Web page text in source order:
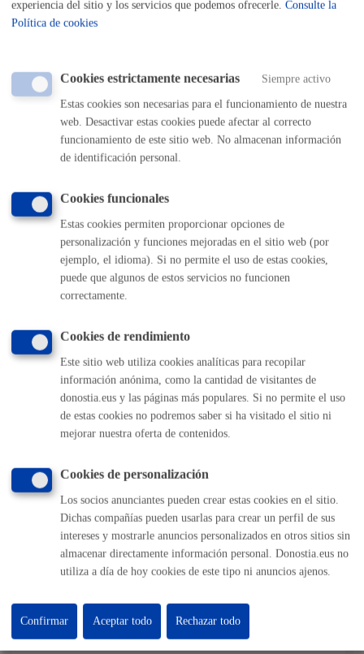
Tasas por la Ocupación del Dominio Público Municipal
**Anexo a regir desde el 1 de enero de 2026
: 3,79€/m2/día (4,17 € si reserva), salvo en caso de
ocupaciones de duración inferior a 1 hora (no reservas de
cobrará una vez finalizada la ocupación.
Fianzasolo en algunos casos concretos (en caso necesario
se le requerirá).
Plazo de resolución y sentido
Plazo estimado:10 días Plazo legal:3 meses
Sentido del silencio:Negativo
Diez días hábiles (10) en el caso de los vehículos de más de
3.500 kg que vayan a ocupar o afectar acera o zona
Cinco días hábiles (5) en los demás casos.
Pasos del procedimiento
Ocupaciones simples
Cobro de tasa
experiencia del sitio y los servicios que podemos ofrecerle. Consulte la
Política de cookies
Cookies estrictamente necesarias Siempre activo
Estas cookies son necesarias para el funcionamiento de nuestra
web. Desactivar estas cookies puede afectar al correcto
funcionamiento de este sitio web. No almacenan información
de identificación personal.
Cookies funcionales
Estas cookies permiten proporcionar opciones de
personalización y funciones mejoradas en el sitio web (por
ejemplo, el idioma). Si no permite el uso de estas cookies,
puede que algunos de estos servicios no funcionen
correctamente.
Cookies de rendimiento
Este sitio web utiliza cookies analíticas para recopilar
información anónima, como la cantidad de visitantes de
donostia.eus y las páginas más populares. Si no permite el uso
de estas cookies no podremos saber si ha visitado el sitio ni
mejorar nuestra oferta de contenidos.
Cookies de personalización
Los socios anunciantes pueden crear estas cookies en el sitio.
Dichas compañías pueden usarlas para crear un perfil de sus
intereses y mostrarle anuncios personalizados en otros sitios sin
almacenar directamente información personal. Donostia.eus no
utiliza a día de hoy cookies de este tipo ni anuncios ajenos.
Rechazar todo
Confirmar Aceptar todo